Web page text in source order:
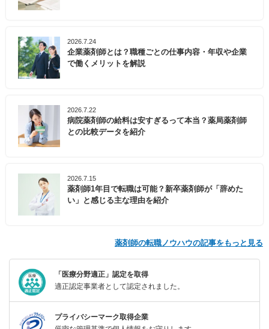
2026.7.24
企業薬剤師とは？職種ごとの仕事内容・年収や企業
で働くメリットを解説
2026.7.22
病院薬剤師の給料は安すぎるって本当？薬局薬剤師
との比較データを紹介
2026.7.15
薬剤師1年目で転職は可能？新卒薬剤師が「辞めた
い」と感じる主な理由を紹介
薬剤師の転職ノウハウの記事をもっと見る
「医療分野適正」認定を取得
適正認定事業者として認定されました。
プライバシーマーク取得企業